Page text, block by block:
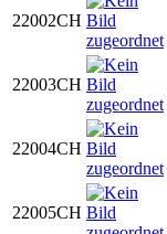
22002CH
22003CH
22004CH
22005CH